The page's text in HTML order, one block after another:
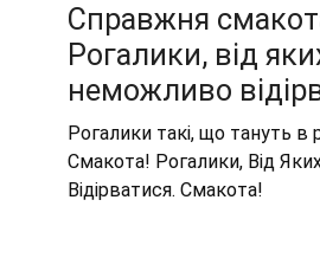
Справжня
Рогалики, від
неможливо
Рогалики такі, що тануть в
Смакота! Рогалики, Від
Відірватися. Смакота!